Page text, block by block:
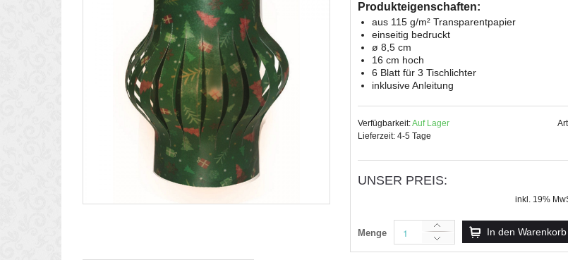
Produkteigenschaften:
aus 115 g/m² Transparentpapier
einseitig bedruckt
ø 8,5 cm
16 cm hoch
6 Blatt für 3 Tischlichter
inklusive Anleitung
Verfügbarkeit:Auf Lager
Lieferzeit: 4-5 Tage
UNSER PREIS:
inkl. 19%
Menge In den Warenkorb
Silhouetten-